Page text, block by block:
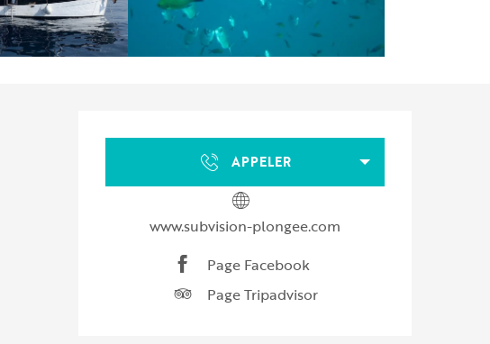
Ouverture et coordonnées
APPELER
www.subvision-plongee.com
Page Facebook
Page Tripadvisor